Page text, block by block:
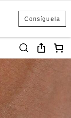
Consíguela